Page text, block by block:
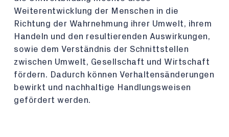
Weiterentwicklung der Menschen in die
Richtung der Wahrnehmung ihrer Umwelt, ihrem
Handeln und den resultierenden Auswirkungen,
sowie dem Verständnis der Schnittstellen
zwischen Umwelt, Gesellschaft und Wirtschaft
fördern. Dadurch können Verhaltensänderungen
bewirkt und nachhaltige Handlungsweisen
gefördert werden.